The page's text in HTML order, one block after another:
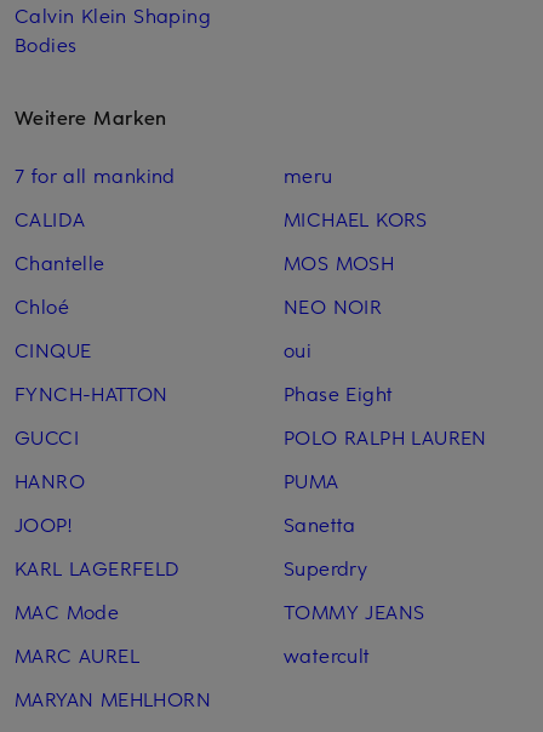
Calvin Klein Shaping
Bodies
Weitere Marken
7 for all mankind
CALIDA
Chantelle
Chloé
CINQUE
FYNCH-HATTON
GUCCI
HANRO
JOOP!
KARL LAGERFELD
MAC Mode
MARC AUREL
MARYAN MEHLHORN
meru
MICHAEL KORS
MOS MOSH
NEO NOIR
oui
Phase Eight
POLO RALPH LAUREN
PUMA
Sanetta
Superdry
TOMMY JEANS
watercult